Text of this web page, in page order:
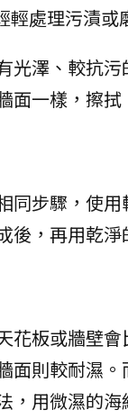
處理污漬或
光澤、較抗
面一樣，擦
同步驟，使
後，再用乾淨
花板或牆壁
面則較耐濕
，用微濕的海